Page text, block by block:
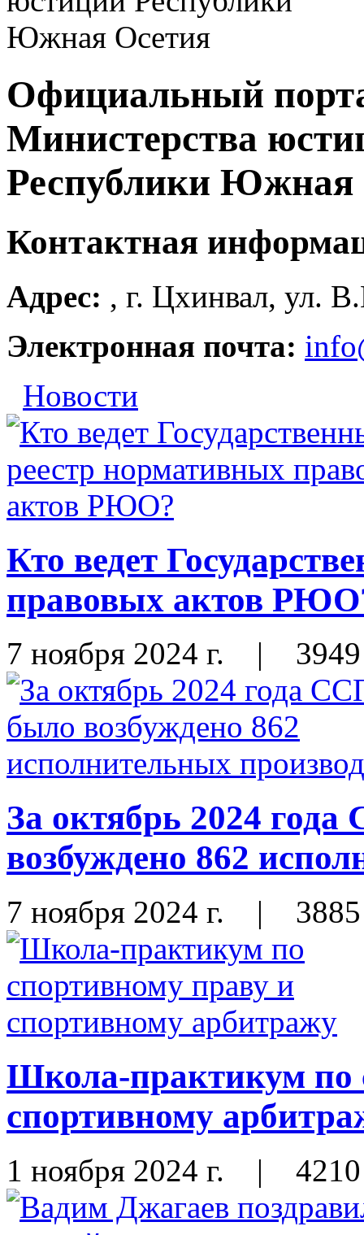
Официальный
Министерства
Республики Южная
Контактная
Адрес: , г. Цхинвал, ул.
Электронная почта:
Новости
Кто ведет
правовых актов
7 ноября 2024 г. | 3949
За октябрь 2024
возбуждено 862
7 ноября 2024 г. | 3885
Школа-практикум по
спортивному
1 ноября 2024 г. | 4210